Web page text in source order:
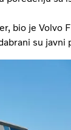
bio je
su